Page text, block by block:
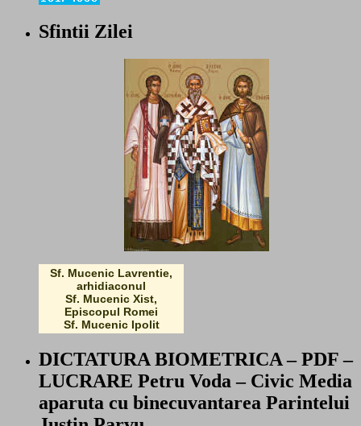
Sfintii Zilei
Sf. Mucenic Lavrentie,
arhidiaconul
Sf. Mucenic Xist,
Episcopul Romei
Sf. Mucenic Ipolit
DICTATURA BIOMETRICA – PDF –
LUCRARE Petru Voda – Civic Media
aparuta cu binecuvantarea Parintelui